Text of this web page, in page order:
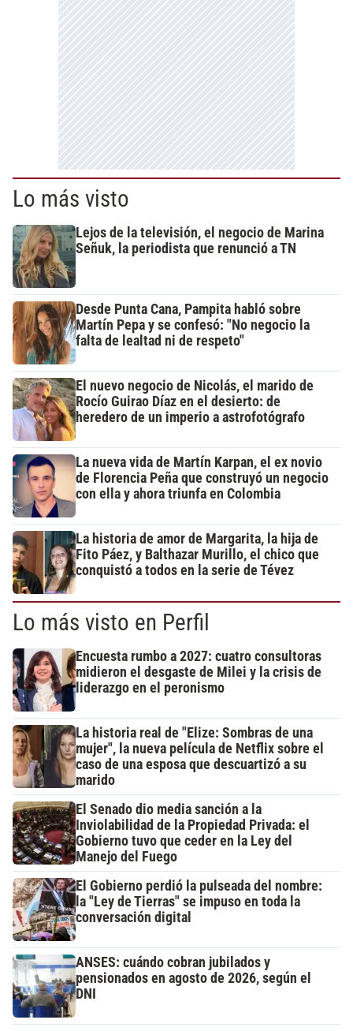
Lo más visto
Lejos de la televisión, el negocio de Marina
Señuk, la periodista que renunció a TN
Desde Punta Cana, Pampita habló sobre
Martín Pepa y se confesó: "No negocio la
falta de lealtad ni de respeto"
El nuevo negocio de Nicolás, el marido de
Rocío Guirao Díaz en el desierto: de
heredero de un imperio a astrofotógrafo
La nueva vida de Martín Karpan, el ex novio
de Florencia Peña que construyó un negocio
con ella y ahora triunfa en Colombia
La historia de amor de Margarita, la hija de
Fito Páez, y Balthazar Murillo, el chico que
conquistó a todos en la serie de Tévez
Lo más visto en Perfil
Encuesta rumbo a 2027: cuatro consultoras
midieron el desgaste de Milei y la crisis de
liderazgo en el peronismo
La historia real de "Elize: Sombras de una
mujer", la nueva película de Netflix sobre el
caso de una esposa que descuartizó a su
marido
El Senado dio media sanción a la
Inviolabilidad de la Propiedad Privada: el
Gobierno tuvo que ceder en la Ley del
Manejo del Fuego
El Gobierno perdió la pulseada del nombre:
la "Ley de Tierras" se impuso en toda la
conversación digital
ANSES: cuándo cobran jubilados y
pensionados en agosto de 2026, según el
DNI